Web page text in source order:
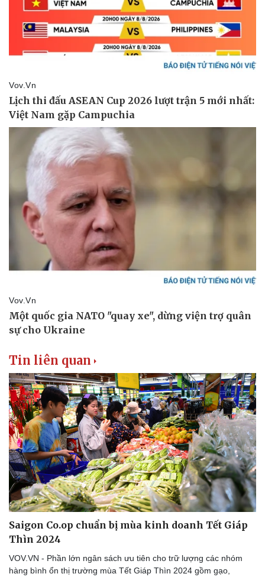
Doanh nghiệp
Thông tin doanh nghiệp
Doanh nghiệp 24h
Doanh nhân
Vì cộng đồng
Tin liên quan
Saigon Co.op chuẩn bị mùa kinh doanh Tết Giáp
Thìn 2024
VOV.VN - Phần lớn ngân sách ưu tiên cho trữ lượng các nhóm
hàng bình ổn thị trường mùa Tết Giáp Thìn 2024 gồm gạo,